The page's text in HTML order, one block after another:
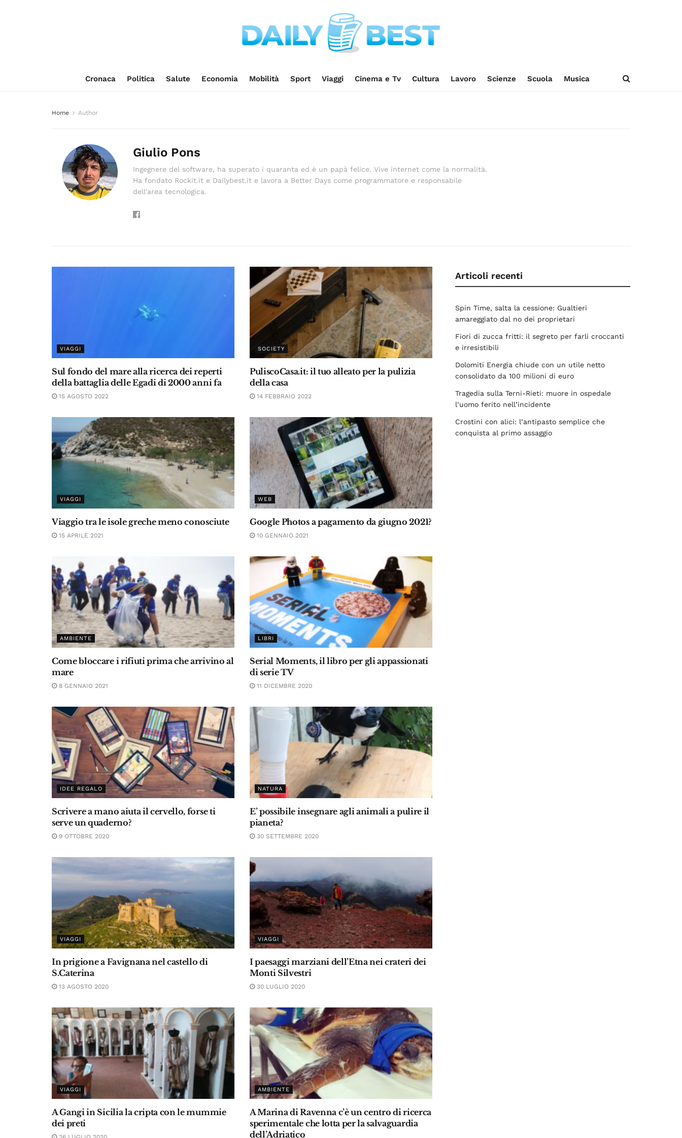
Cronaca Politica Salute Economia Mobilità Sport Viaggi Cinema e Tv Cultura Lavoro Scienze Scuola Musica
Home Author
Giulio Pons
Ingegnere del software, ha superato i quaranta ed è un papà felice. Vive internet come la normalità.
Ha fondato Rockit.it e Dailybest.it e lavora a Better Days come programmatore e responsabile
dell'area tecnologica.
VIAGGI
Sul fondo del mare alla ricerca dei reperti
della battaglia delle Egadi di 2000 anni fa
15 AGOSTO 2022
SOCIETY
PuliscoCasa.it: il tuo alleato per la pulizia
della casa
14 FEBBRAIO 2022
VIAGGI
Viaggio tra le isole greche meno conosciute
15 APRILE 2021
WEB
Google Photos a pagamento da giugno 2021?
10 GENNAIO 2021
AMBIENTE
Come bloccare i rifiuti prima che arrivino al
mare
8 GENNAIO 2021
LIBRI
Serial Moments, il libro per gli appassionati
di serie TV
11 DICEMBRE 2020
IDEE REGALO
Scrivere a mano aiuta il cervello, forse ti
serve un quaderno?
9 OTTOBRE 2020
NATURA
E’ possibile insegnare agli animali a pulire il
pianeta?
30 SETTEMBRE 2020
VIAGGI
In prigione a Favignana nel castello di
S.Caterina
13 AGOSTO 2020
VIAGGI
I paesaggi marziani dell’Etna nei crateri dei
Monti Silvestri
30 LUGLIO 2020
VIAGGI
A Gangi in Sicilia la cripta con le mummie
dei preti
AMBIENTE
A Marina di Ravenna c’è un centro di ricerca
sperimentale che lotta per la salvaguardia
dell’Adriatico
Articoli recenti
Spin Time, salta la cessione: Gualtieri
amareggiato dal no dei proprietari
Fiori di zucca fritti: il segreto per farli croccanti
e irresistibili
Dolomiti Energia chiude con un utile netto
consolidato da 100 milioni di euro
Tragedia sulla Terni-Rieti: muore in ospedale
l’uomo ferito nell’incidente
Crostini con alici: l’antipasto semplice che
conquista al primo assaggio